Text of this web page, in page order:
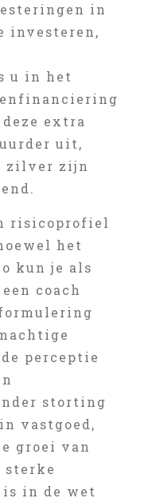
in
investeren,
u in het
extra
uit,
zilver zijn
risicoprofiel
het
kun je als
coach
perceptie
storting
vastgoed,
groei van
in de wet